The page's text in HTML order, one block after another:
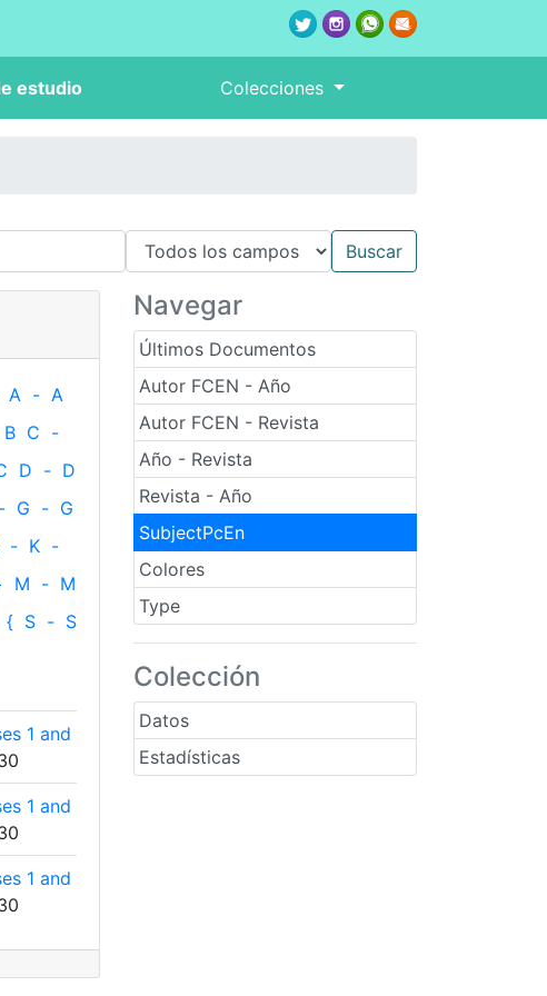
estudio Colecciones
Navegar
Últimos Documentos
Autor FCEN - Año
Autor FCEN - Revista
Año - Revista
Revista - Año
SubjectPcEn
Colores
Type
Colección
Datos
Estadísticas
A - A
B C -
D - D
- G - G
- K -
M - M
{ S - S
1 and
1 and
1 and